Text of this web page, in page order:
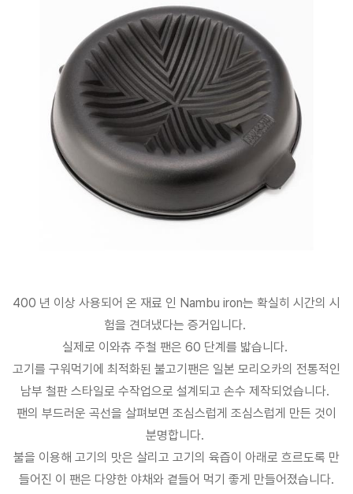
400 년 이상 사용되어 온 재료 인 Nambu iron는 확실히 시간의 시
험을 견뎌냈다는 증거입니다.
실제로 이와츄 주철 팬은 60 단계를 밟습니다.
고기를 구워먹기에 최적화된 불고기팬은 일본 모리오카의 전통적인
남부 철판 스타일로 수작업으로 설계되고 손수 제작되었습니다.
팬의 부드러운 곡선을 살펴보면 조심스럽게 조심스럽게 만든 것이
분명합니다.
불을 이용해 고기의 맛은 살리고 고기의 육즙이 아래로 흐르도록 만
들어진 이 팬은 다양한 야채와 곁들어 먹기 좋게 만들어졌습니다.